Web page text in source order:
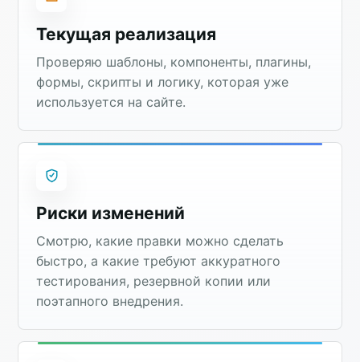
Текущая реализация
Проверяю шаблоны, компоненты, плагины,
формы, скрипты и логику, которая уже
используется на сайте.
Риски изменений
Смотрю, какие правки можно сделать
быстро, а какие требуют аккуратного
тестирования, резервной копии или
поэтапного внедрения.